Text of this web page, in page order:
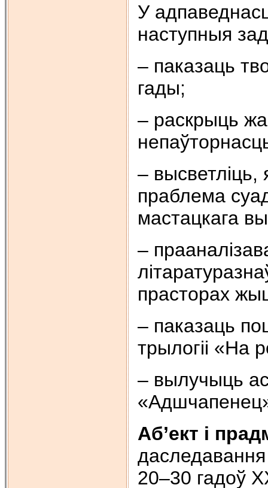
У
наступныя
– паказаць
гады;
– раскрыць
–
праблема
мастацкага
–
прасторах
– паказаць
трылогіі «На
– вылучыць
Аб’ект i
20–30 гадоў